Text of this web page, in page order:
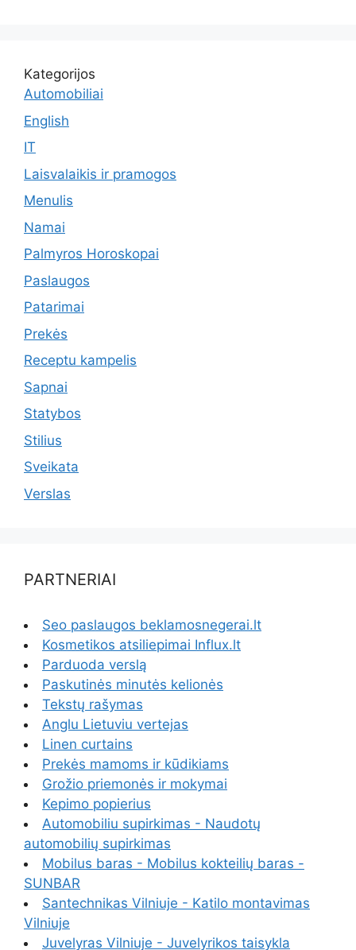
Kategorijos
Automobiliai
English
IT
Laisvalaikis ir pramogos
Menulis
Namai
Palmyros Horoskopai
Paslaugos
Patarimai
Prekės
Receptu kampelis
Sapnai
Statybos
Stilius
Sveikata
Verslas
PARTNERIAI
Seo paslaugos beklamosnegerai.lt
Kosmetikos atsiliepimai Influx.lt
Parduoda verslą
Paskutinės minutės kelionės
Tekstų rašymas
Anglu Lietuviu vertejas
Linen curtains
Prekės mamoms ir kūdikiams
Grožio priemonės ir mokymai
Kepimo popierius
Automobiliu supirkimas - Naudotų
automobilių supirkimas
Mobilus baras - Mobilus kokteilių baras -
SUNBAR
Santechnikas Vilniuje - Katilo montavimas
Vilniuje
Juvelyras Vilniuje - Juvelyrikos taisykla